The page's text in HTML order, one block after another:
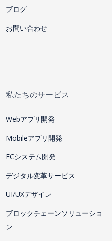
ブログ
お問い合わせ
私たちのサービス
Webアプリ開発
Mobileアプリ開発
ECシステム開発
デジタル変革サービス
UI/UXデザイン
ブロックチェーンソリューショ
ン